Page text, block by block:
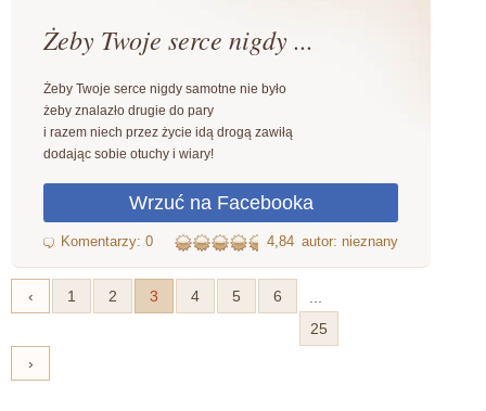
Żeby Twoje serce nigdy ...
Żeby Twoje serce nigdy samotne nie było
żeby znalazło drugie do pary
i razem niech przez życie idą drogą zawiłą
dodając sobie otuchy i wiary!
4,84 autor: nieznany
‹ 1 2 3 4 5 6
25
›